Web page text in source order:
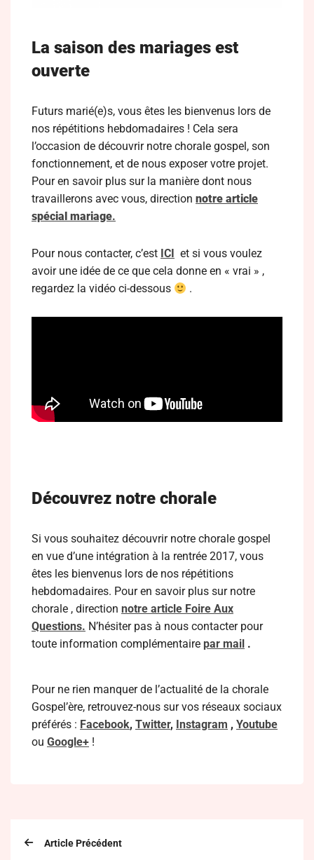
La saison des mariages est
ouverte
Futurs marié(e)s, vous êtes les bienvenus lors de
nos répétitions hebdomadaires ! Cela sera
l’occasion de découvrir notre chorale gospel, son
fonctionnement, et de nous exposer votre projet.
Pour en savoir plus sur la manière dont nous
travaillerons avec vous, direction notre article
spécial mariage.
Pour nous contacter, c’est ICI et si vous voulez
avoir une idée de ce que cela donne en « vrai » ,
regardez la vidéo ci-dessous
.
Découvrez notre chorale
Si vous souhaitez découvrir notre chorale gospel
en vue d’une intégration à la rentrée 2017, vous
êtes les bienvenus lors de nos répétitions
hebdomadaires. Pour en savoir plus sur notre
chorale , direction notre article Foire Aux
Questions. N’hésiter pas à nous contacter pour
toute information complémentaire par mail .
Pour ne rien manquer de l’actualité de la chorale
Gospel’ère, retrouvez-nous sur vos réseaux sociaux
préférés : Facebook, Twitter, Instagram , Youtube
ou Google+ !
Article Précédent